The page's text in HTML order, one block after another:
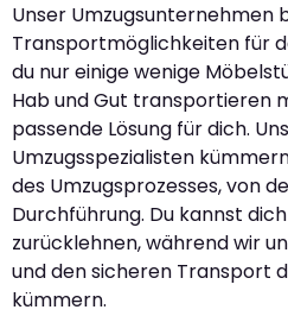
Unser Umzugsunternehmen
Transportmöglichkeiten für
du nur einige wenige
Hab und Gut transportieren
passende Lösung für dich.
Umzugsspezialisten
des Umzugsprozesses, von
Durchführung. Du kannst
zurücklehnen, während wir
und den sicheren Transport
kümmern.